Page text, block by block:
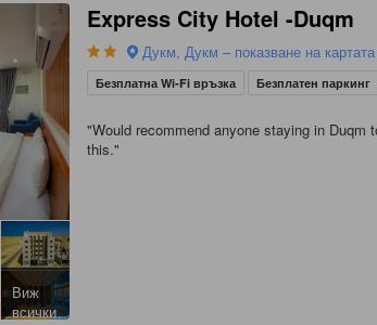
Виж
всички
Express City Hotel -Duqm
Дукм, Дукм – показване на картата
Безплатна Wi-Fi връзка Безплатен паркинг
"Would recommend anyone staying in Duqm
this."